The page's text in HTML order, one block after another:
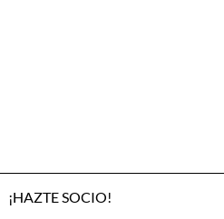
¡HAZTE SOCIO!